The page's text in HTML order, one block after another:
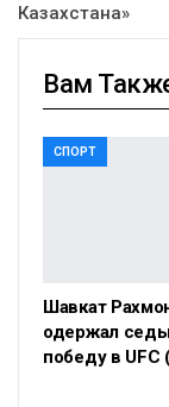
Казахстана»
Вам
СПОРТ
Шавкат
одержал
победу в